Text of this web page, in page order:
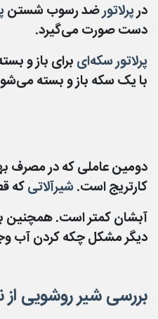
درپرلاتورضد رسوب شستن
دست صورت می‌گیرد.
پرلاتور سکه‌ای برای باز و
با یک سکه باز و بسته می‎‌شود.
دومین عاملی که در مصرف
کارتریج است.شیرآلاتیکه
آبشان کمتر است. همچنین
دیگر مشکل چکه کردن آب
بررسی شیر روشویی از